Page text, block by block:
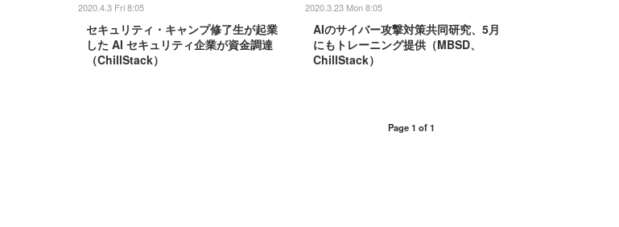
2020.4.3 Fri 8:05
セキュリティ・キャンプ修了生が起業
した AI セキュリティ企業が資金調達
（ChillStack）
2020.3.23 Mon 8:05
AIのサイバー攻撃対策共同研究、5月
にもトレーニング提供（MBSD、
ChillStack）
Page 1 of 1